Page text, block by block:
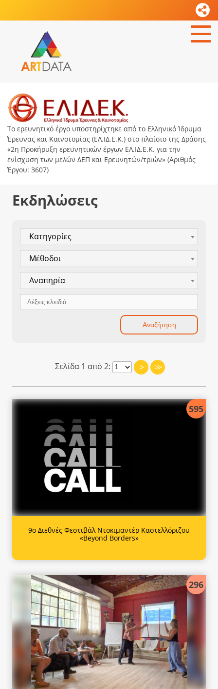
Το ερευνητικό έργο υποστηρίχτηκε από το Ελληνικό Ίδρυμα
Έρευνας και Καινοτομίας (ΕΛ.ΙΔ.Ε.Κ.) στο πλαίσιο της Δράσης
«2η Προκήρυξη ερευνητικών έργων ΕΛ.ΙΔ.Ε.Κ. για την
ενίσχυση των μελών ΔΕΠ και Ερευνητών/τριών» (Αριθμός
Έργου: 3607)
Εκδηλώσεις
Κατηγορίες
Μέθοδοι
Αναπηρία
Σελίδα 1 από 2: > >>
595
9ο Διεθνές Φεστιβάλ Ντοκιμαντέρ Καστελλόριζου
«Beyond Borders»
296